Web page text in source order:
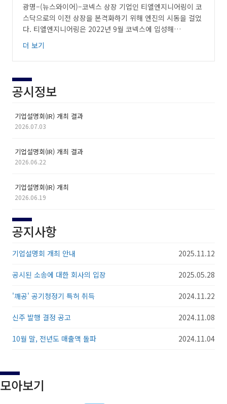
광명–(뉴스와이어)–코넥스 상장 기업인 티엘엔지니어링이 코
스닥으로의 이전 상장을 본격화하기 위해 엔진의 시동을 걸었
다. 티엘엔지니어링은 2022년 9월 코넥스에 입성해…
더 보기
공시정보
기업설명회(IR) 개최 결과
2026.07.03
기업설명회(IR) 개최 결과
2026.06.22
기업설명회(IR) 개최
2026.06.19
공지사항
기업설명회 개최 안내 2025.11.12
공시된 소송에 대한 회사의 입장 2025.05.28
'깨공' 공기청정기 특허 취득 2024.11.22
신주 발행 결정 공고 2024.11.08
10월 말, 전년도 매출액 돌파 2024.11.04
모아보기